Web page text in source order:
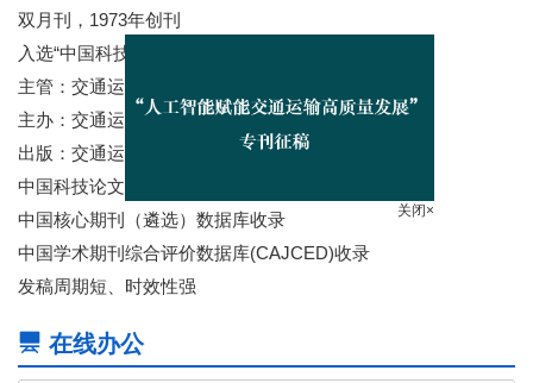
双月刊，1973年创刊
入选“中国科技核心期刊”
主管：交通运输部
主办：交通运输部科学研究院
出版：交通运输科技传媒（北京）有限公司
中国科技论文与引文数据库（CSTPSD）收录
中国核心期刊（遴选）数据库收录
中国学术期刊综合评价数据库(CAJCED)收录
发稿周期短、时效性强
在线办公